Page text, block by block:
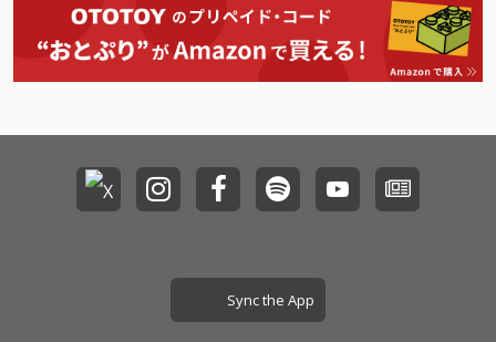
Sync the App